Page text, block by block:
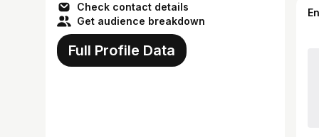
Check contact details
Get audience breakdown
Full Profile Data